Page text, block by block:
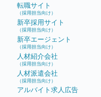
転職サイト
（採用担当向け）
新卒採用サイト
（採用担当向け）
新卒エージェント
（採用担当向け）
人材紹介会社
（採用担当向け）
人材派遣会社
（採用担当向け）
アルバイト求人広告